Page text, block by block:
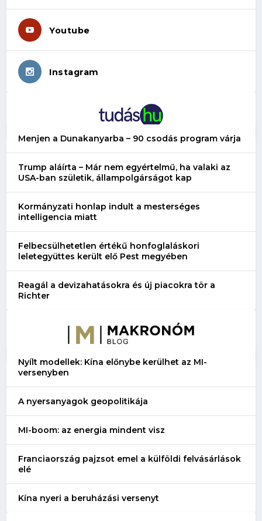
Youtube
Instagram
Menjen a Dunakanyarba – 90 csodás program várja
Trump aláírta – Már nem egyértelmű, ha valaki az
USA-ban születik, állampolgárságot kap
Kormányzati honlap indult a mesterséges
intelligencia miatt
Felbecsülhetetlen értékű honfoglaláskori
leletegyüttes került elő Pest megyében
Reagál a devizahatásokra és új piacokra tör a
Richter
Nyílt modellek: Kína előnybe kerülhet az MI-
versenyben
A nyersanyagok geopolitikája
MI-boom: az energia mindent visz
Franciaország pajzsot emel a külföldi felvásárlások
elé
Kína nyeri a beruházási versenyt